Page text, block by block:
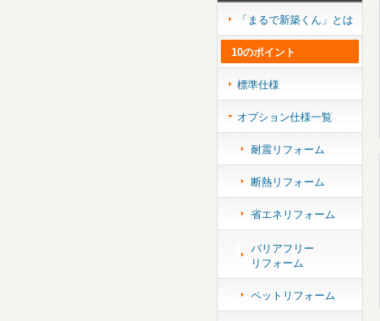
「まるで新築くん」とは
10のポイント
標準仕様
オプション仕様一覧
耐震リフォーム
断熱リフォーム
省エネリフォーム
バリアフリー
リフォーム
ペットリフォーム